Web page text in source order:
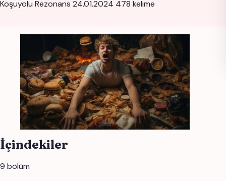
Koşuyolu Rezonans 24.01.2024 478 kelime
İçindekiler
9 bölüm